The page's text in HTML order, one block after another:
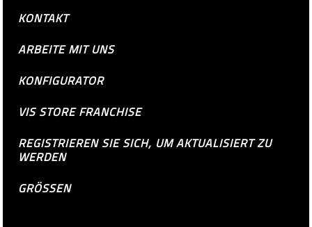
KONTAKT
ARBEITE MIT UNS
KONFIGURATOR
VIS STORE FRANCHISE
REGISTRIEREN SIE SICH, UM AKTUALISIERT ZU
WERDEN
GRÖSSEN